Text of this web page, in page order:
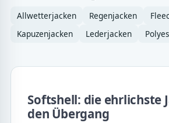
Allwetterjacken Regenjacken
Kapuzenjacken
Lederjacken
Softshell: die ehrlichste
den Übergang